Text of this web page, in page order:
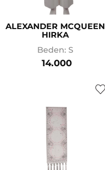
ALEXANDER MCQUEEN
HIRKA
Beden: S
14.000